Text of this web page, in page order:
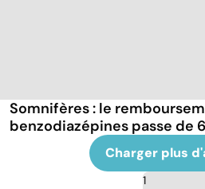
Somnifères : le
benzodiazépines passe de
Charger plus
1